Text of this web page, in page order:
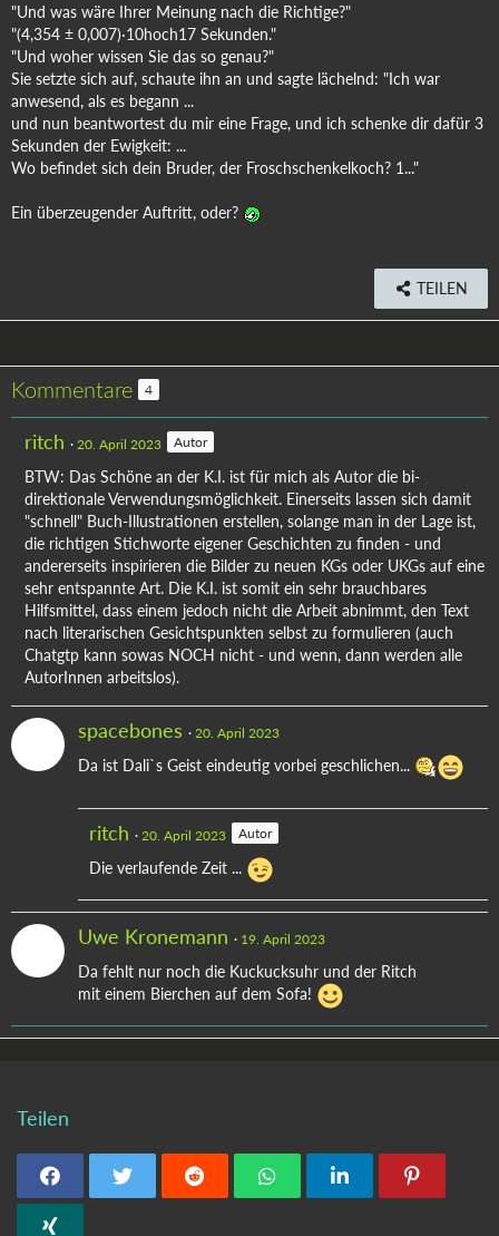
"Und was wäre Ihrer Meinung nach die Richtige?"
"(4,354 ± 0,007)·10hoch17 Sekunden."
"Und woher wissen Sie das so genau?"
Sie setzte sich auf, schaute ihn an und sagte lächelnd: "Ich war
anwesend, als es begann ...
und nun beantwortest du mir eine Frage, und ich schenke dir dafür 3
Sekunden der Ewigkeit: ...
Wo befindet sich dein Bruder, der Froschschenkelkoch? 1..."
Ein überzeugender Auftritt, oder?
TEILEN
Kommentare 4
ritch 20. April 2023 Autor
BTW: Das Schöne an der K.I. ist für mich als Autor die bi-
direktionale Verwendungsmöglichkeit. Einerseits lassen sich damit
"schnell" Buch-Illustrationen erstellen, solange man in der Lage ist,
die richtigen Stichworte eigener Geschichten zu finden - und
andererseits inspirieren die Bilder zu neuen KGs oder UKGs auf eine
sehr entspannte Art. Die K.I. ist somit ein sehr brauchbares
Hilfsmittel, dass einem jedoch nicht die Arbeit abnimmt, den Text
nach literarischen Gesichtspunkten selbst zu formulieren (auch
Chatgtp kann sowas NOCH nicht - und wenn, dann werden alle
AutorInnen arbeitslos).
spacebones 20. April 2023
Da ist Dali`s Geist eindeutig vorbei geschlichen...
ritch 20. April 2023 Autor
Die verlaufende Zeit ...
Uwe Kronemann 19. April 2023
Da fehlt nur noch die Kuckucksuhr und der Ritch
mit einem Bierchen auf dem Sofa!
Teilen